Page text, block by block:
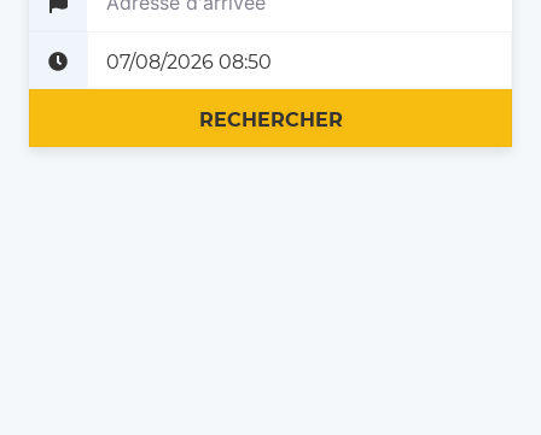
RECHERCHER